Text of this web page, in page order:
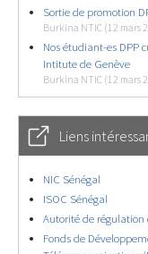
Sortie de promotion
Burkina NTIC (12 mars
Nos étudiant-es DPP
Intitute de Genève
Burkina NTIC (12 mars
Liens
NIC Sénégal
ISOC Sénégal
Autorité de régulation
Fonds de